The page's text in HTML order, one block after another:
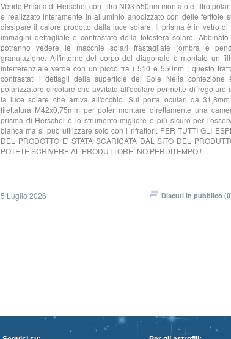
Vendo Prisma di Herschel con filtro ND3 550nm montato e filtro
è realizzato interamente in alluminio anodizzato con delle feritoie
dissipare il calore prodotto dalla luce solare. Il prisma è in vetro di
immagini dettagliate e contrastate della fotosfera solare.
potranno vedere le macchie solari frastagliate (ombra e
granulazione. All'interno del corpo del diagonale è montato un
interferenziale verde con un picco tra i 510 e 550nm ; questo
contrastati i dettagli della superficie del Sole Nella
polarizzatore circolare che avvitato all'oculare permette di regolare
la luce solare che arriva all'occhio. Sul porta oculari da
filettatura M42x0,75mm per poter montare direttamente una
prisma di Herschel è lo strumento migliore e più sicuro per
bianca ma si può utilizzare solo con i rifrattori. PER TUTTI GLI
DEL PRODOTTO E' STATA SCARICATA DAL SITO DEL
POTETE SCRIVERE AL PRODUTTORE. NO PERDITEMPO !
5 Luglio 2026 Discuti in pubblico